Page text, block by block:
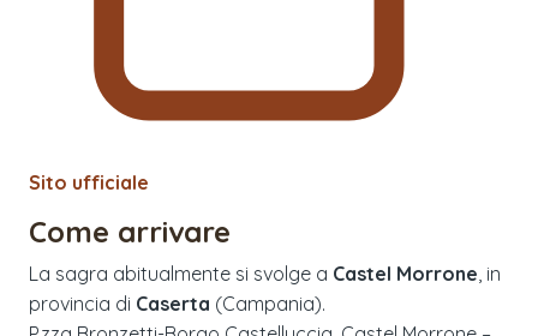
Sito ufficiale
Come arrivare
La sagra abitualmente si svolge a Castel Morrone , in
provincia di Caserta (Campania).